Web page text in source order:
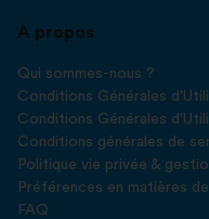
À propos
Qui sommes-nous ?
Conditions Générales
Conditions Générales
Conditions générales de
Politique vie privée &
Préférences en matières
FAQ